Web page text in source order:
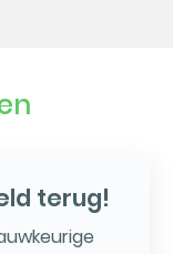
terug!